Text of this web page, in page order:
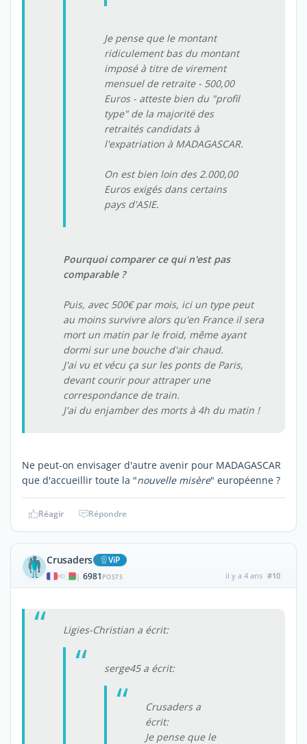
Je pense que le montant
ridiculement bas du montant
imposé à titre de virement
mensuel de retraite - 500,00
Euros - atteste bien du "profil
type" de la majorité des
retraités candidats à
l'expatriation à MADAGASCAR.
On est bien loin des 2.000,00
Euros exigés dans certains
pays d'ASIE.
Pourquoi comparer ce qui n'est pas
comparable ?
Puis, avec 500€ par mois, ici un type peut
au moins survivre alors qu'en France il sera
mort un matin par le froid, même ayant
dormi sur une bouche d'air chaud.
J'ai vu et vécu ça sur les ponts de Paris,
devant courir pour attraper une
correspondance de train.
J'ai du enjamber des morts à 4h du matin !
Ne peut-on envisager d'autre avenir pour MADAGASCAR
que d'accueillir toute la "nouvelle misère" européenne ?
Réagir Répondre
Crusaders ViP
| 6981 POSTS il y a 4 ans #10
Ligies-Christian a écrit:
serge45 a écrit:
Crusaders a
écrit:
Je pense que le